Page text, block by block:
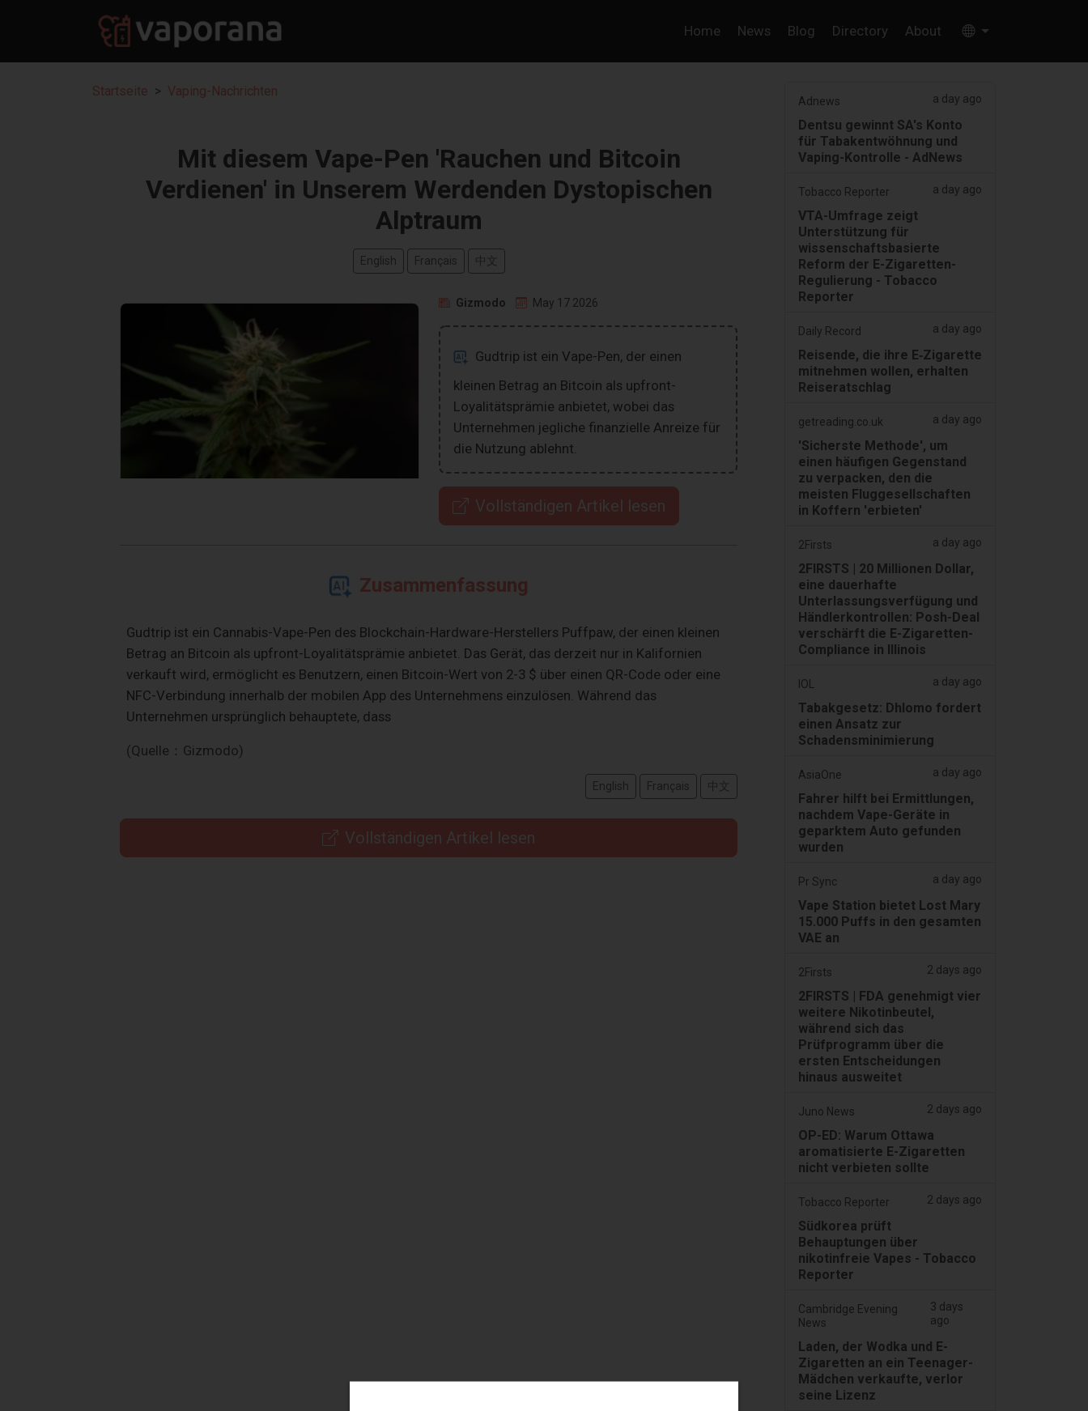
Home News Blog Directory About
Startseite Vaping-Nachrichten
Mit diesem Vape-Pen 'Rauchen und Bitcoin
Verdienen' in Unserem Werdenden Dystopischen
Alptraum
English Français 中文
Gizmodo May 17 2026
Gudtrip ist ein Vape-Pen, der einen
kleinen Betrag an Bitcoin als upfront-
Loyalitätsprämie anbietet, wobei das
Unternehmen jegliche finanzielle Anreize für
die Nutzung ablehnt.
Vollständigen Artikel lesen
Zusammenfassung
Gudtrip ist ein Cannabis-Vape-Pen des Blockchain-Hardware-Herstellers Puffpaw, der einen kleinen
Betrag an Bitcoin als upfront-Loyalitätsprämie anbietet. Das Gerät, das derzeit nur in Kalifornien
verkauft wird, ermöglicht es Benutzern, einen Bitcoin-Wert von 2-3 $ über einen QR-Code oder eine
NFC-Verbindung innerhalb der mobilen App des Unternehmens einzulösen. Während das
Unternehmen ursprünglich behauptete, dass
(Quelle：Gizmodo)
English Français 中文
Vollständigen Artikel lesen
Adnews a day ago
Dentsu gewinnt SA's Konto
für Tabakentwöhnung und
Vaping-Kontrolle - AdNews
Tobacco Reporter a day ago
VTA-Umfrage zeigt
Unterstützung für
wissenschaftsbasierte
Reform der E-Zigaretten-
Regulierung - Tobacco
Reporter
Daily Record a day ago
Reisende, die ihre E‑Zigarette
mitnehmen wollen, erhalten
Reiseratschlag
getreading.co.uk a day ago
'Sicherste Methode', um
einen häufigen Gegenstand
zu verpacken, den die
meisten Fluggesellschaften
in Koffern 'erbieten'
2Firsts a day ago
2FIRSTS | 20 Millionen Dollar,
eine dauerhafte
Unterlassungsverfügung und
Händlerkontrollen: Posh-Deal
verschärft die E-Zigaretten-
Compliance in Illinois
IOL a day ago
Tabakgesetz: Dhlomo fordert
einen Ansatz zur
Schadensminimierung
AsiaOne a day ago
Fahrer hilft bei Ermittlungen,
nachdem Vape-Geräte in
geparktem Auto gefunden
wurden
Pr Sync a day ago
Vape Station bietet Lost Mary
15.000 Puffs in den gesamten
VAE an
2Firsts 2 days ago
2FIRSTS | FDA genehmigt vier
weitere Nikotinbeutel,
während sich das
Prüfprogramm über die
ersten Entscheidungen
hinaus ausweitet
Juno News 2 days ago
OP-ED: Warum Ottawa
aromatisierte E-Zigaretten
nicht verbieten sollte
Tobacco Reporter 2 days ago
Südkorea prüft
Behauptungen über
nikotinfreie Vapes - Tobacco
Reporter
Cambridge Evening
News
3 days
ago
Laden, der Wodka und E-
Zigaretten an ein Teenager-
Mädchen verkaufte, verlor
seine Lizenz